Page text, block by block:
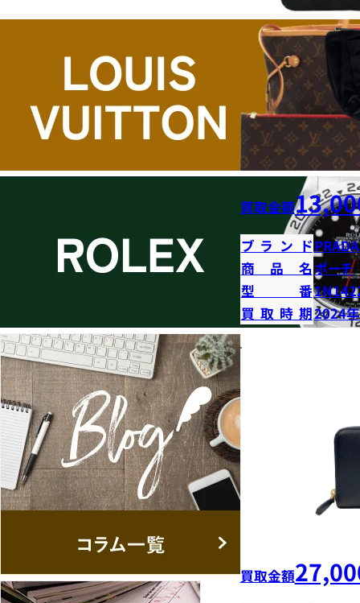
買取金額
ブランドPRADA
商品名 ポーチ
型番
買取時期2024
買取金額